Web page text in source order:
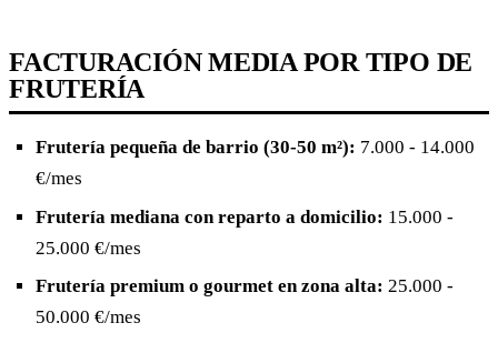
FACTURACIÓN MEDIA POR TIPO DE
FRUTERÍA
Frutería pequeña de barrio (30-50 m²): 7.000 - 14.000
€/mes
Frutería mediana con reparto a domicilio: 15.000 -
25.000 €/mes
Frutería premium o gourmet en zona alta: 25.000 -
50.000 €/mes